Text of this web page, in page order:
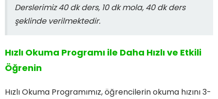
Derslerimiz 40 dk ders, 10 dk mola, 40 dk ders
şeklinde verilmektedir.
Hızlı Okuma Programı ile Daha Hızlı ve Etkili
Öğrenin
Hızlı Okuma Programımız, öğrencilerin okuma hızını 3-